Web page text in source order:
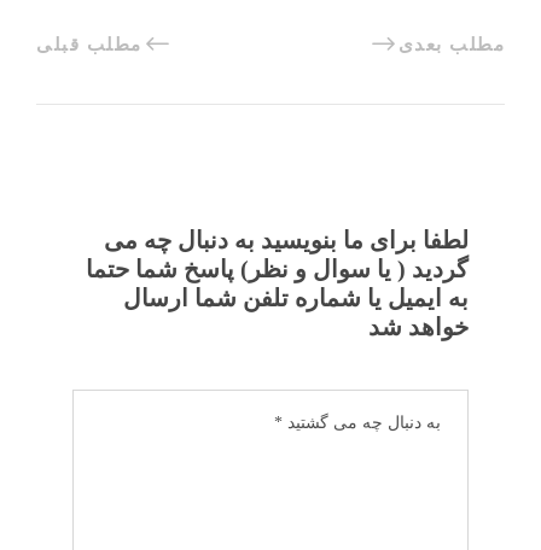
مطلب قبلی مطلب بعدی
لطفا برای ما بنویسید به دنبال چه می
گردید ( یا سوال و نظر) پاسخ شما حتما
به ایمیل یا شماره تلفن شما ارسال
خواهد شد